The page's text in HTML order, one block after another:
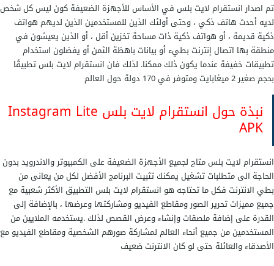
تم اصدار انستقرام لايت بلس في الأساس للأجهزة الضعيفة كون ليس كل شخص
لديه أحدث هاتف ذكي ، وحتى أولئك الذين للمستخدمين الذين لديهم هواتف
ذكية قديمة ، أو هواتف ذكية ذات مساحة تخزين أقل ، أو الذين يعيشون في
منطقة بها اتصال إنترنت بطيء أو بيانات باهظة الثمن أو يفضلون استخدام
تطبيقات خفيفة عندما يكون ذلك ممكنا. لذلك فان انستقرام لايت بلس تطبيقًا
بحجم صغير 2 ميغابايت ومتوفر في 170 دولة حول العالم
نبذة حول انستقرام لايت بلس Instagram Lite
APK
انستقرام لايت بلس متاح لجميع الأجهزة الضعيفة على الكمبيوتر والاندرويد بدون
الحاجة الى متطلبات تشغيل يمكنك تثبيت البرنامج الأفضل لكل من يعانى من
بطي الانترنت فكل ما تحتاجه هو انستقرام لايت بلس التطبيق الأكثر شعبية مع
جميع مميزات تحرير الصور ومقاطع الفيديو ومشاركتها وعرضها ، بالإضافة إلى
القدرة على إضافة ملصقات وإنشاء وعرض القصص لذلك .يستخدمه الملايين من
المستخدمين من جميع أنحاء العالم لمشاركة صورهم الشخصية ومقاطع الفيديو مع
الأصدقاء والعائلة حتى لو كان الانترنت ضعيف